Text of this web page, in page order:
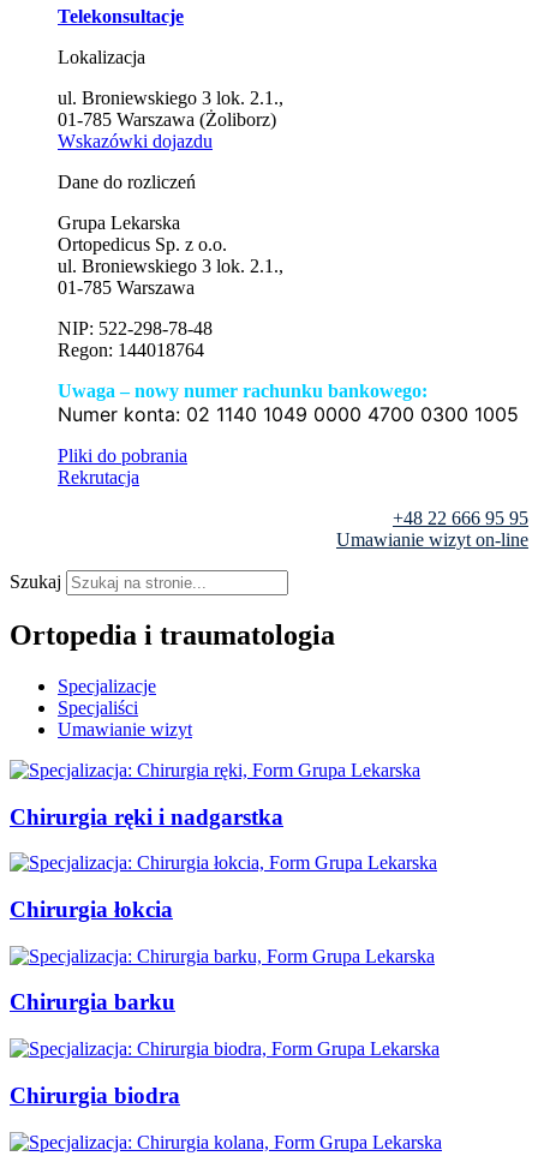
Telekonsultacje
Lokalizacja
ul. Broniewskiego 3 lok. 2.1.,
01-785 Warszawa (Żoliborz)
Wskazówki dojazdu
Dane do rozliczeń
Grupa Lekarska
Ortopedicus Sp. z o.o.
ul. Broniewskiego 3 lok. 2.1.,
01-785 Warszawa
NIP: 522-298-78-48
Regon: 144018764
Uwaga – nowy numer rachunku bankowego:
Numer konta: 02 1140 1049 0000 4700 0300 1005
Pliki do pobrania
Rekrutacja
+48 22 666 95 95
Umawianie wizyt on-line
Szukaj
Ortopedia i traumatologia
Specjalizacje
Specjaliści
Umawianie wizyt
Chirurgia ręki i nadgarstka
Chirurgia łokcia
Chirurgia barku
Chirurgia biodra